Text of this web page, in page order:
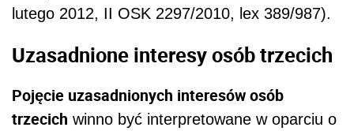
lutego 2012, II OSK 2297/2010, lex 389/987).
Uzasadnione interesy osób trzecich
Pojęcie uzasadnionych interesów osób
trzecich winno być interpretowane w oparciu o